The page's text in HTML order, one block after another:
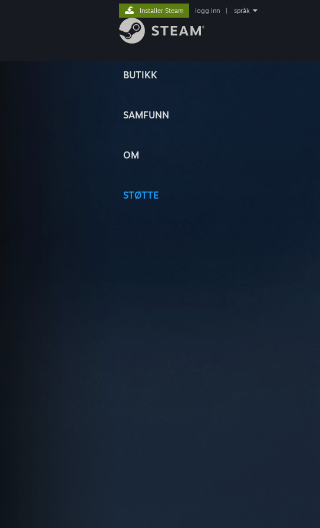
BUTIKK
SAMFUNN
OM
STØTTE
Installer Steam logg inn språk